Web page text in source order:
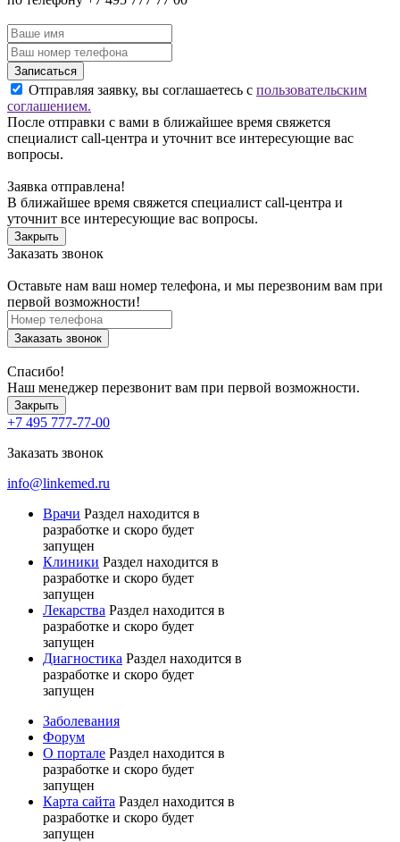
Записаться
Отправляя заявку, вы соглашаетесь с пользовательским
соглашением.
После отправки с вами в ближайшее время свяжется
специалист call-центра и уточнит все интересующие вас
вопросы.
Заявка отправлена!
В ближайшее время свяжется специалист call-центра и
уточнит все интересующие вас вопросы.
Закрыть
Заказать звонок
Оставьте нам ваш номер телефона, и мы перезвоним вам при
первой возможности!
Заказать звонок
Спасибо!
Наш менеджер перезвонит вам при первой возможности.
Закрыть
+7 495 777-77-00
Заказать звонок
info@linkemed.ru
Врачи Раздел находится в
разработке и скоро будет
запущен
Клиники Раздел находится в
разработке и скоро будет
запущен
Лекарства Раздел находится в
разработке и скоро будет
запущен
Диагностика Раздел находится в
разработке и скоро будет
запущен
Заболевания
Форум
О портале Раздел находится в
разработке и скоро будет
запущен
Карта сайта Раздел находится в
разработке и скоро будет
запущен